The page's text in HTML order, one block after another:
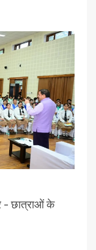
– छात्राओं के